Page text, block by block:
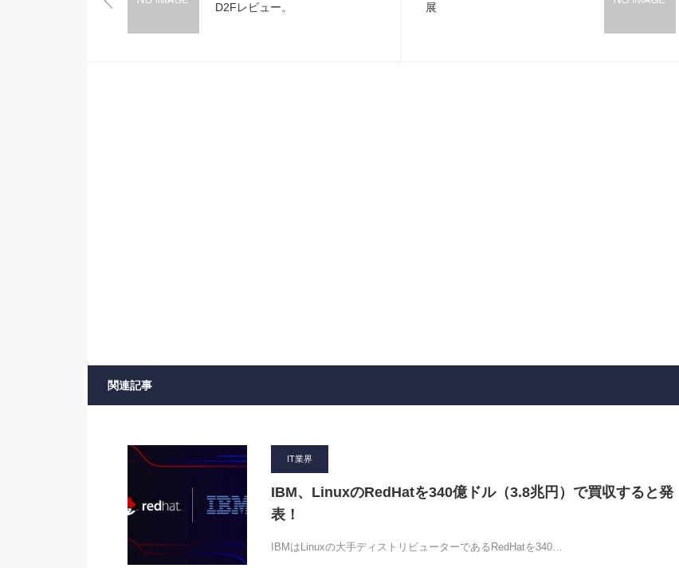
D2Fレビュー。
展
関連記事
IT業界
IBM、LinuxのRedHatを340億ドル（3.8兆円）で買収すると発
表！
IBMはLinuxの大手ディストリビューターであるRedHatを340…